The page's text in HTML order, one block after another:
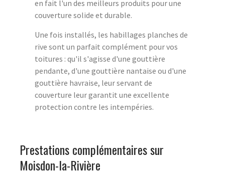
en fait l'un des meilleurs produits pour une
couverture solide et durable.
Une fois installés, les habillages planches de
rive sont un parfait complément pour vos
toitures : qu'il s'agisse d'une gouttière
pendante, d'une gouttière nantaise ou d'une
gouttière havraise, leur servant de
couverture leur garantit une excellente
protection contre les intempéries.
Prestations complémentaires sur
Moisdon-la-Rivière